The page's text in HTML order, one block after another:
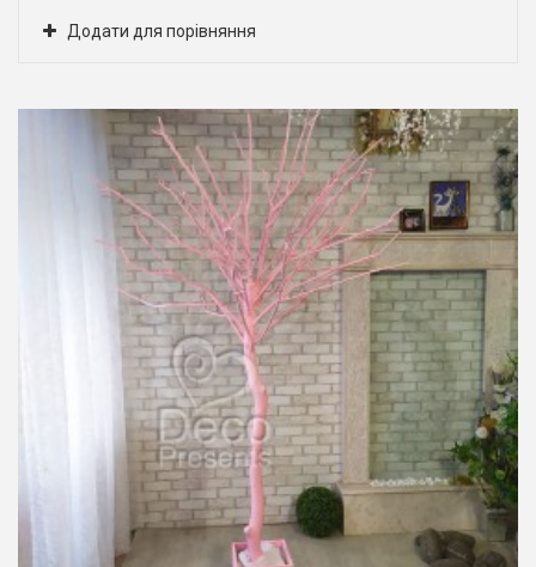
Додати для порівняння